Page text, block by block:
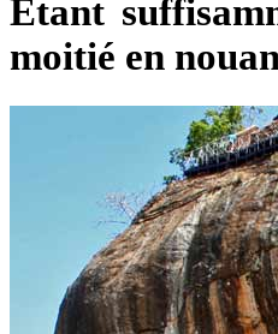
Etant
moitié en